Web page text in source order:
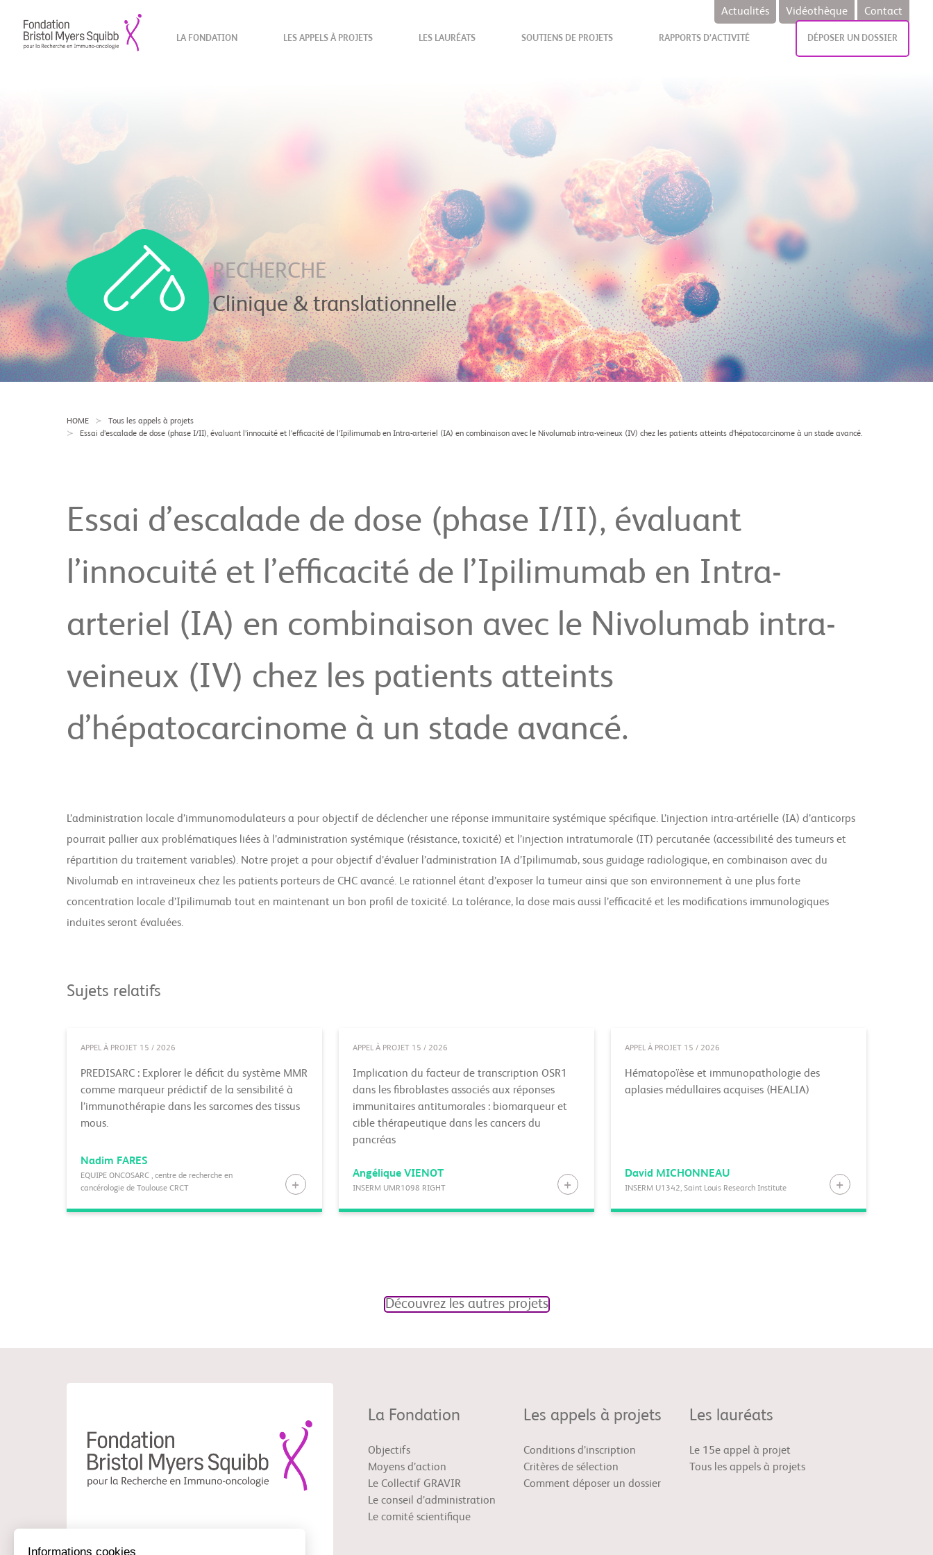
Actualités Vidéothèque Contact
LA FONDATION LES APPELS À PROJETS LES LAURÉATS SOUTIENS DE PROJETS RAPPORTS D’ACTIVITÉ DÉPOSER UN DOSSIER
RECHERCHE
Clinique & translationnelle
HOME
Tous les appels à projets
Essai d’escalade de dose (phase I/II), évaluant l’innocuité et l’efficacité de l’Ipilimumab en Intra-arteriel (IA) en combinaison avec le Nivolumab intra-veineux (IV) chez les patients atteints d’hépatocarcinome à un stade avancé.
Essai d’escalade de dose (phase I/II), évaluant
l’innocuité et l’efficacité de l’Ipilimumab en Intra-
arteriel (IA) en combinaison avec le Nivolumab intra-
veineux (IV) chez les patients atteints
d’hépatocarcinome à un stade avancé.
L’administration locale d’immunomodulateurs a pour objectif de déclencher une réponse immunitaire systémique spécifique. L’injection intra-artérielle (IA) d’anticorps
pourrait pallier aux problématiques liées à l’administration systémique (résistance, toxicité) et l’injection intratumorale (IT) percutanée (accessibilité des tumeurs et
répartition du traitement variables). Notre projet a pour objectif d’évaluer l’administration IA d’Ipilimumab, sous guidage radiologique, en combinaison avec du
Nivolumab en intraveineux chez les patients porteurs de CHC avancé. Le rationnel étant d’exposer la tumeur ainsi que son environnement à une plus forte
concentration locale d’Ipilimumab tout en maintenant un bon profil de toxicité. La tolérance, la dose mais aussi l’efficacité et les modifications immunologiques
induites seront évaluées.
Sujets relatifs
APPEL À PROJET 15 / 2026
PREDISARC : Explorer le déficit du système MMR
comme marqueur prédictif de la sensibilité à
l’immunothérapie dans les sarcomes des tissus
mous.
Nadim FARES
EQUIPE ONCOSARC , centre de recherche en
cancérologie de Toulouse CRCT
APPEL À PROJET 15 / 2026
Implication du facteur de transcription OSR1
dans les fibroblastes associés aux réponses
immunitaires antitumorales : biomarqueur et
cible thérapeutique dans les cancers du
pancréas
Angélique VIENOT
INSERM UMR1098 RIGHT
APPEL À PROJET 15 / 2026
Hématopoïèse et immunopathologie des
aplasies médullaires acquises (HEALIA)
David MICHONNEAU
INSERM U1342, Saint Louis Research Institute
Découvrez les autres projets
La Fondation
Objectifs
Moyens d’action
Le Collectif GRAVIR
Le conseil d’administration
Le comité scientifique
Les appels à projets
Conditions d’inscription
Critères de sélection
Comment déposer un dossier
Les lauréats
Le 15e appel à projet
Tous les appels à projets